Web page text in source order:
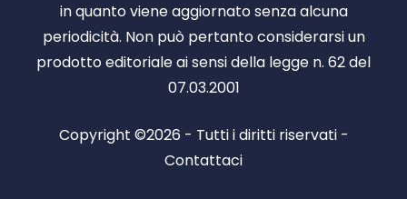
in quanto viene aggiornato senza alcuna
periodicità. Non può pertanto considerarsi un
prodotto editoriale ai sensi della legge n. 62 del
07.03.2001
Copyright ©2026 - Tutti i diritti riservati -
Contattaci